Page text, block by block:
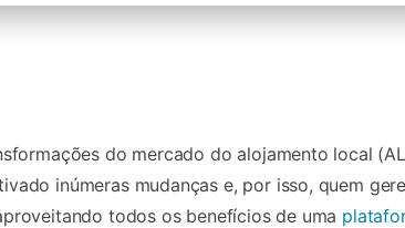
do mercado do alojamento local
inúmeras mudanças e, por isso, quem
todos os benefícios de uma